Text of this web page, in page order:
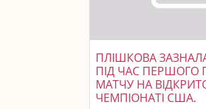
ПЛІШКОВА
ПІД ЧАС ПЕРШОГО
МАТЧУ НА
ЧЕМПІОНАТІ США.